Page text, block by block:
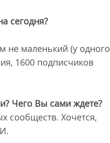
сегодня?
не маленький (у одного
1600 подписчиков
Чего Вы сами ждете?
сообществ. Хочется,